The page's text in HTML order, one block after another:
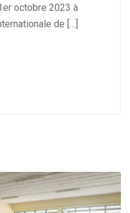
octobre 2023 à
de […]